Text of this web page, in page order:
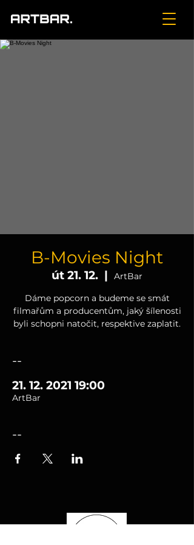
B-Movies Night
út 21. 12.
  |
ArtBar
Dáme popcorn a budeme se smát
filmařům a producentům, jaký šílenosti
byli schopni natočit, respektive zaplatit.
--
21. 12. 2021 19:00
ArtBar
--